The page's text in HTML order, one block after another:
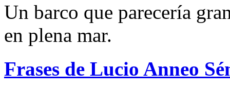
Un barco que parecería
en plena mar.
Frases de Lucio Anneo